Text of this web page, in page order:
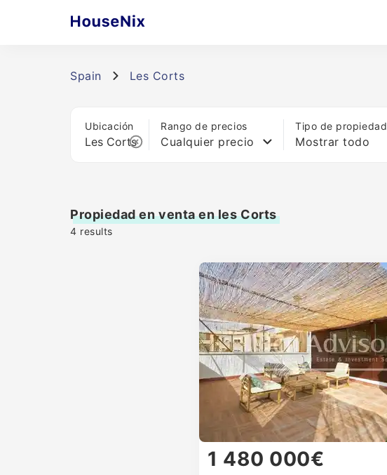
Spain Les Corts
Ubicación Rango de precios
Cualquier precio
Tipo de propiedad
Mostrar todo
Propiedad en venta en les Corts
4 results
1 480 000€